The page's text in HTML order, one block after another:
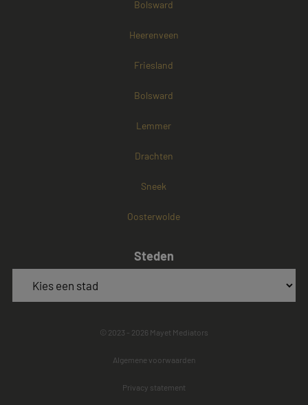
Bolsward
Heerenveen
Friesland
Bolsward
Lemmer
Drachten
Sneek
Oosterwolde
Steden
© 2023 - 2026 Mayet Mediators
Algemene voorwaarden
Privacy statement